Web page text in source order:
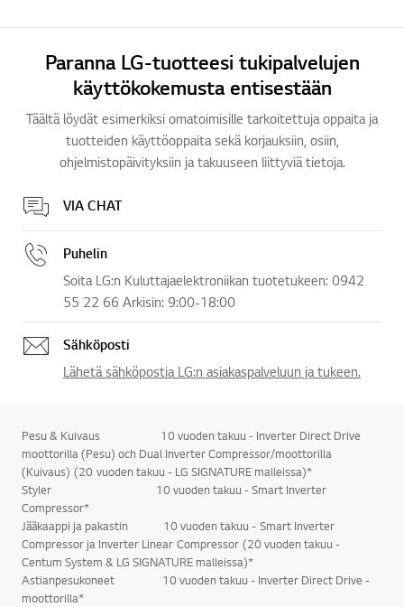
Paranna LG-tuotteesi tukipalvelujen
käyttökokemusta entisestään
Täältä löydät esimerkiksi omatoimisille tarkoitettuja oppaita ja
tuotteiden käyttöoppaita sekä korjauksiin, osiin,
ohjelmistopäivityksiin ja takuuseen liittyviä tietoja.
VIA CHAT
Puhelin
Soita LG:n Kuluttajaelektroniikan tuotetukeen: 0942
55 22 66 Arkisin: 9:00-18:00
Sähköposti
Lähetä sähköpostia LG:n asiakaspalveluun ja tukeen.
Pesu & Kuivaus 10 vuoden takuu - Inverter Direct Drive
moottorilla (Pesu) och Dual Inverter Compressor/moottorilla
(Kuivaus) (20 vuoden takuu - LG SIGNATURE malleissa)*
Styler 10 vuoden takuu - Smart Inverter
Compressor*
Jääkaappi ja pakastin 10 vuoden takuu - Smart Inverter
Compressor ja Inverter Linear Compressor (20 vuoden takuu -
Centum System & LG SIGNATURE malleissa)*
Astianpesukoneet 10 vuoden takuu - Inverter Direct Drive -
moottorilla*